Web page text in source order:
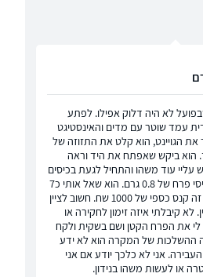
לא היה דלוק אפילו. לפתע
עמד שוטר עם מדים והאינסטיגט
את הגויינט, הוא קלט את התזוזה של
הוא ביקש שאפתח את היד וראה
עליי עוד משהו והתחיל לגעת בכיסים
שלי. לאחר מכן הוציא מכיסי פרח של 0.8 גרם. הוא שאל אותי כ7
שאלות ואמר לי שמה-1.4 זה קנס כספי של 1000 שח. חשוב לציין
לא קיבלתי איזה זימון לחקירה או
לי את הפרח הקטן ושם בשקית ולקח
ההשלכות של המקרה הוא לא ידע
אני לא כלכך יודע אם אני
או לעשות משהו בנידון.